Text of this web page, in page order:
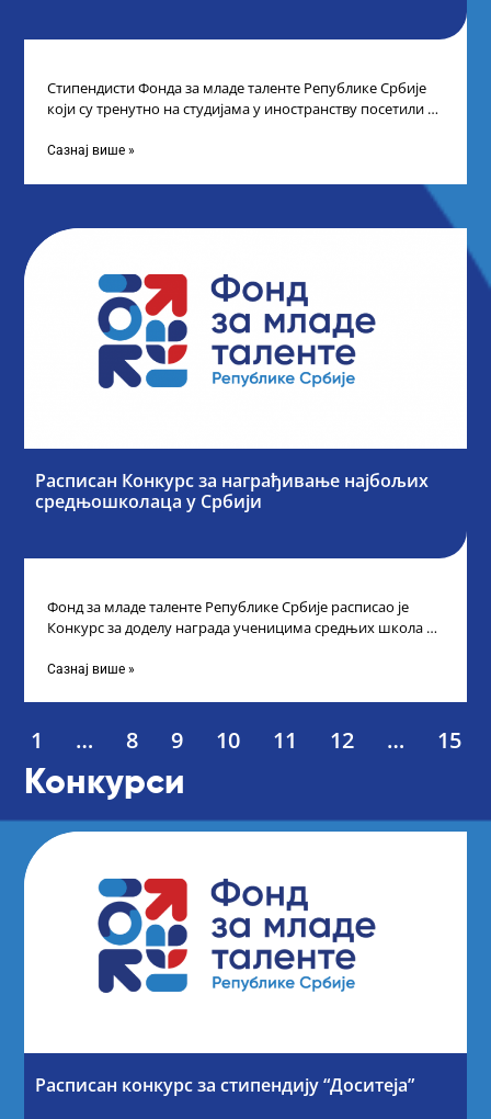
Стипендисти Фонда за младе таленте Републике Србије
који су тренутно на студијама у иностранству посетили су
Сазнај више »
Расписан Конкурс за награђивање најбољих
средњошколаца у Србији
Фонд за младе таленте Републике Србије расписао је
Конкурс за доделу награда ученицима средњих школа за
Сазнај више »
1 … 8 9 10 11 12 … 15
Конкурси
Расписан конкурс за стипендију “Доситеја”